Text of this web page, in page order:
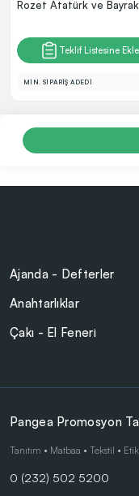
Rozet Atatürk ve Bayrak
Teklif Listesine Ekle
MİN. SİPARİŞ ADEDİ
Ajanda - Defterler
Anahtarlıklar
Çakı - El Feneri
Cam Ürünler
Çanta - Cüzdan
Çocuk Ürünleri
Doğa Dostu Ürünler
Pangea Promosyon
Tanıtım • Matbaa • Tekstil •
0 (232) 502 5200